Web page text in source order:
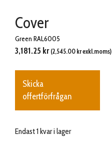
Cover
Green RAL6005
3,181.25 kr (2,545.00 krexkl.moms)
Skicka
offertförfrågan
Endast 1 kvar i lager